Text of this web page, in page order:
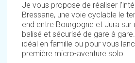
Je vous propose de réaliser
Bressane, une voie cyclable le
end entre Bourgogne et Jura sur
balisé et sécurisé de gare à
idéal en famille ou pour vous
première micro-aventure solo.